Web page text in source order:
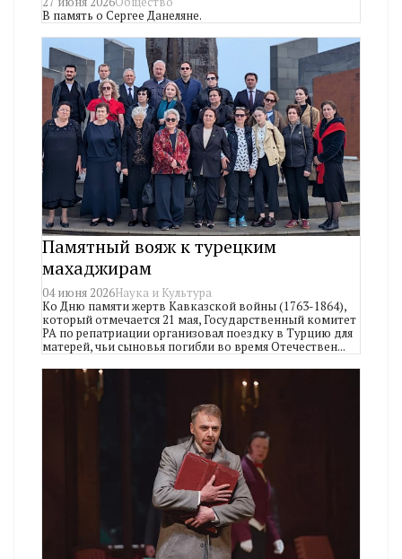
В память о Сергее Данеляне.
Памятный вояж к турецким
махаджирам
04 июня 2026Наука и Культура
Ко Дню памяти жертв Кавказской войны (1763-1864),
который отмечается 21 мая, Государственный комитет
РА по репатриации организовал поездку в Турцию для
матерей, чьи сыновья погибли во время Отечествен...